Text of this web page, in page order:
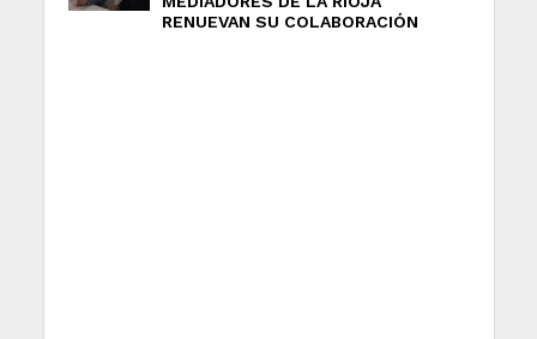
RENUEVAN SU COLABORACIÓN